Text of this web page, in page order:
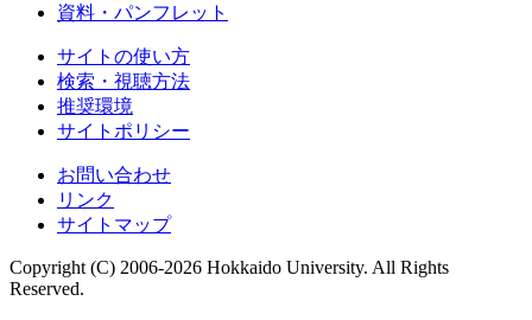
資料・パンフレット
サイトの使い方
検索・視聴方法
推奨環境
サイトポリシー
お問い合わせ
リンク
サイトマップ
Copyright (C) 2006-2026 Hokkaido University. All Rights
Reserved.